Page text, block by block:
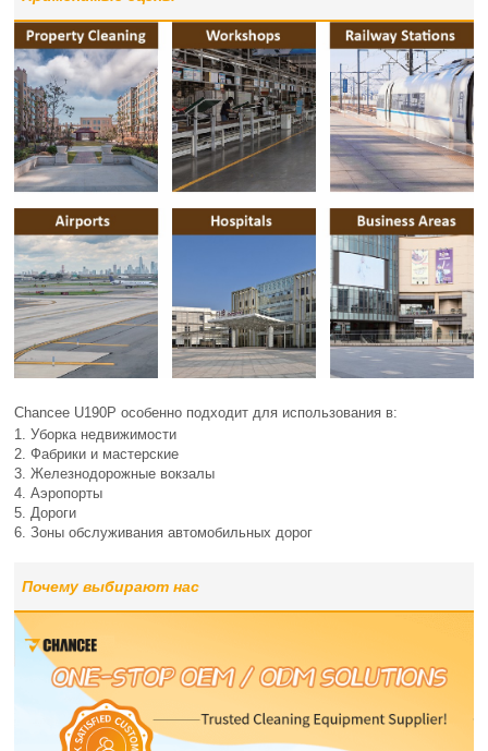
Chancee U190P особенно подходит для использования в:
1. Уборка недвижимости
2. Фабрики и мастерские
3. Железнодорожные вокзалы
4. Аэропорты
5. Дороги
6. Зоны обслуживания автомобильных дорог
Почему выбирают нас